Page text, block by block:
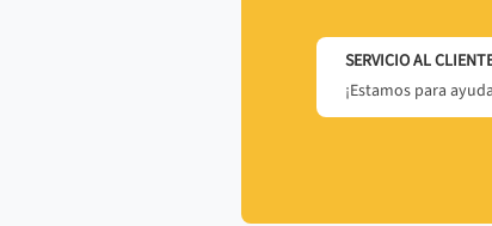
SERVICIO AL
¡Estamos para